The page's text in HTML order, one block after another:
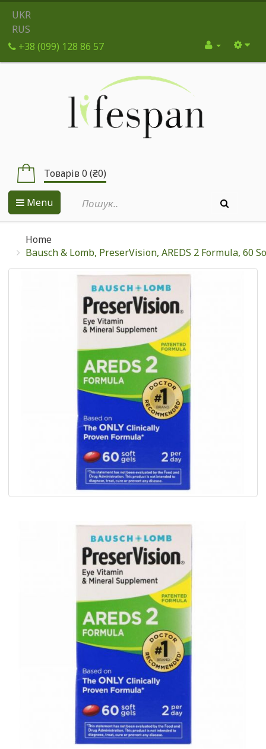
UKR
RUS
+38 (099) 128 86 57
Товарів 0 (₴0)
Menu
Home
Bausch & Lomb, PreserVision, AREDS 2 Formula, 60